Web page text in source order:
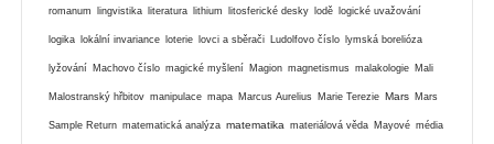
romanum lingvistika literatura lithium litosferické desky lodě logické uvažování
logika lokální invariance loterie lovci a sběrači Ludolfovo číslo lymská borelióza
lyžování Machovo číslo magické myšlení Magion magnetismus malakologie Mali
Malostranský hřbitov manipulace mapa Marcus Aurelius Marie Terezie Mars Mars
Sample Return matematická analýza matematika materiálová věda Mayové média